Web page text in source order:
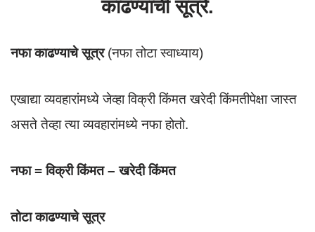
काढण्याची सूत्रे.
नफा काढण्याचे सूत्र(नफा तोटा स्वाध्याय)
एखाद्या व्यवहारांमध्ये जेव्हा विक्री किंमत खरेदी किंमतीपेक्षा जास्त
असते तेव्हा त्या व्यवहारांमध्ये नफा होतो.
नफा = विक्री किंमत – खरेदी किंमत
तोटा काढण्याचे सूत्र